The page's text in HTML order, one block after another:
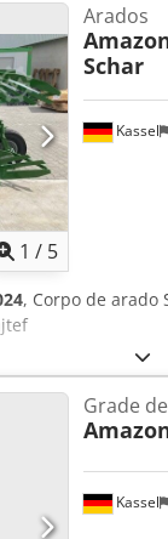
1 / 5
Kassel
Arados
Schar
, Corpo de arado
Kassel
Grade